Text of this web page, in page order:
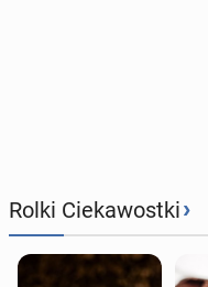
Rolki Ciekawostki›